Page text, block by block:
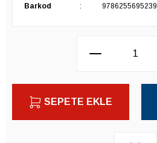
Barkod
: 9786255695239
SEPETE EKLE